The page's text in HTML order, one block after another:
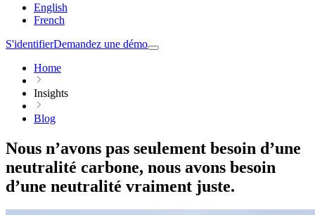
English
French
S'identifierDemandez une démo
Home
Insights
Blog
Nous n’avons pas seulement besoin d’une
neutralité carbone, nous avons besoin
d’une neutralité vraiment juste.